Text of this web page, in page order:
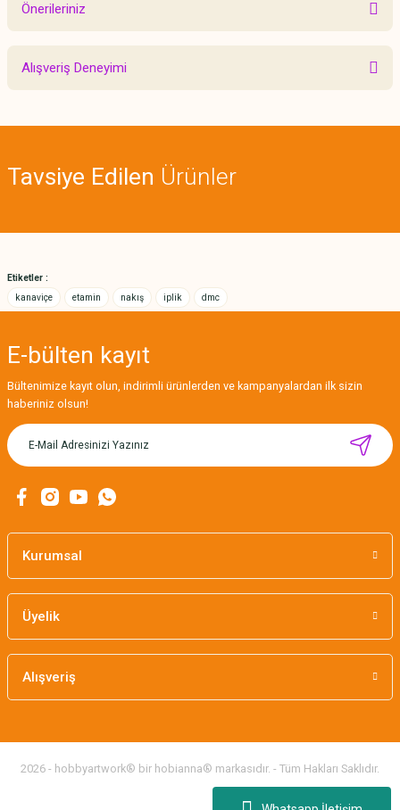
Önerileriniz
Bu ürünün fiyat bilgisi, resim, ürün açıklamalarında ve diğer konularda
yetersiz gördüğünüz noktaları öneri formunu kullanarak tarafımıza
Ürün açıklamasında eksik bilgiler bulunuyor.
Alışveriş Deneyimi
Tavsiye Edilen Ürünler
MIKNATISLI İĞNE TUTUCU-BAHAR
Etiketler :
kanaviçe
etamin nakış iplik dmc
E-bülten kayıt
Bültenimize kayıt olun, indirimli ürünlerden ve kampanyalardan ilk sizin
haberiniz olsun!
Kurumsal
Üyelik
Alışveriş
2026 - hobbyartwork® bir hobianna® markasıdır. - Tüm Hakları Saklıdır.